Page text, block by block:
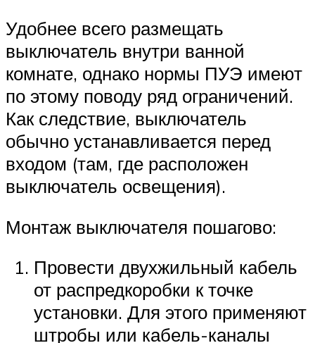
Удобнее всего размещать
выключатель внутри ванной
комнате, однако нормы ПУЭ имеют
по этому поводу ряд ограничений.
Как следствие, выключатель
обычно устанавливается перед
входом (там, где расположен
выключатель освещения).
Монтаж выключателя пошагово:
Провести двухжильный кабель
от распредкоробки к точке
установки. Для этого применяют
штробы или кабель-каналы